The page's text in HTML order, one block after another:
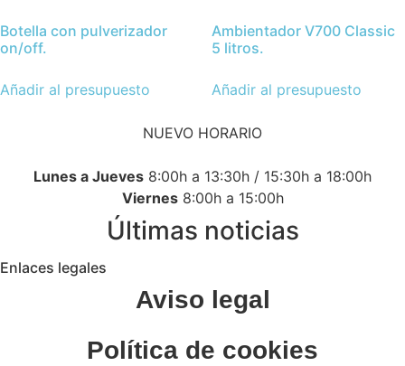
Botella con pulverizador
on/off.
Añadir al presupuesto
Ambientador V700 Classic
5 litros.
Añadir al presupuesto
NUEVO HORARIO
Lunes a Jueves 8:00h a 13:30h / 15:30h a 18:00h
Viernes8:00h a 15:00h
Últimas noticias
Enlaces legales
Aviso legal
Política de cookies